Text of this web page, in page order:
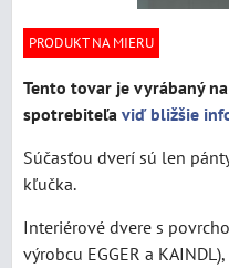
PRODUKT NA MIERU
Tento tovar je vyrábaný
spotrebiteľa viď bližšie
Súčasťou dverí sú len
kľučka.
Interiérové dvere s
výrobcu EGGER a